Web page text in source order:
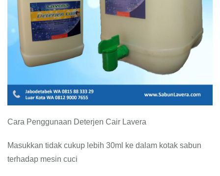
Cara Penggunaan Deterjen Cair Lavera
Masukkan tidak cukup lebih 30ml ke dalam kotak sabun
terhadap mesin cuci